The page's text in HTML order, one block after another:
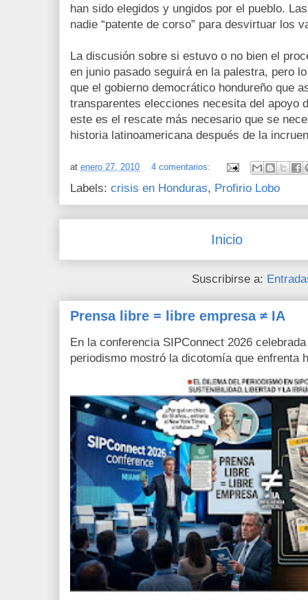
han sido elegidos y ungidos por el pueblo.
nadie “patente de corso” para desvirtuar los
La discusión sobre si estuvo o no bien el
en junio pasado seguirá en la palestra, pero
que el gobierno democrático hondureño que
transparentes elecciones necesita del apoyo
este es el rescate más necesario que se
historia latinoamericana después de la
at enero 27, 2010 4 comentarios:
Labels: crisis en Honduras, Profirio Lobo
Inicio
Suscribirse a:
Prensa libre = libre empresa ≠ IA
En la conferencia SIPConnect 2026
periodismo mostró la dicotomía que enfrenta